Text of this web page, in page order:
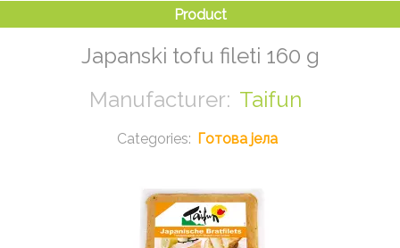
Japanski tofu fileti 160 g
Taifun
Готова јела